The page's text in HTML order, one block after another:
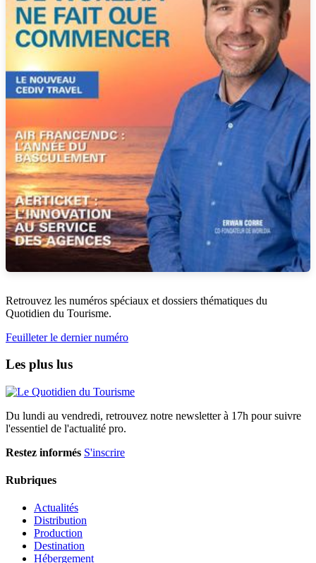
Retrouvez les numéros spéciaux et dossiers thématiques du
Quotidien du Tourisme.
Feuilleter le dernier numéro
Les plus lus
Du lundi au vendredi, retrouvez notre newsletter à 17h pour suivre
l'essentiel de l'actualité pro.
Restez informés S'inscrire
Rubriques
Actualités
Distribution
Production
Destination
Hébergement